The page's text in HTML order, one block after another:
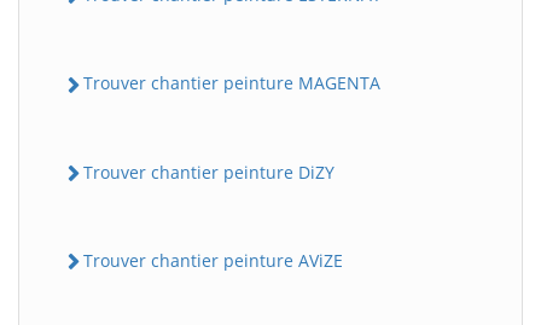
Trouver chantier peinture MAGENTA
Trouver chantier peinture DiZY
Trouver chantier peinture AViZE